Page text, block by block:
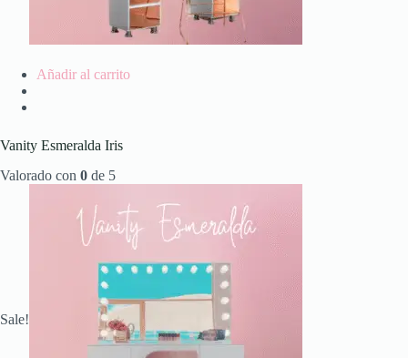
Añadir al carrito
Vanity Esmeralda Iris
Valorado con 0 de 5
Sale!